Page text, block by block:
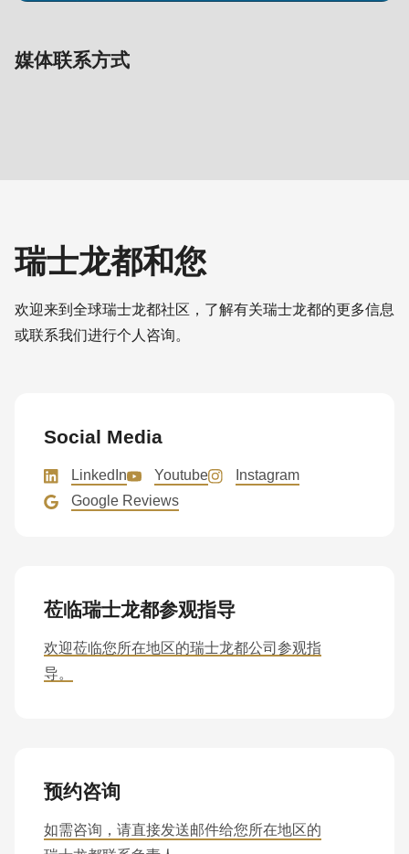
597
modules/custom/rondo_contact/src/ContactService.php
媒体联系方式
瑞士龙都和您
欢迎来到全球瑞士龙都社区，了解有关瑞士龙都的更多信息
或联系我们进行个人咨询。
Social Media
LinkedIn Youtube
Instagram
Google Reviews
莅临瑞士龙都参观指导
欢迎莅临您所在地区的瑞士龙都公司参观指
导。
预约咨询
如需咨询，请直接发送邮件给您所在地区的